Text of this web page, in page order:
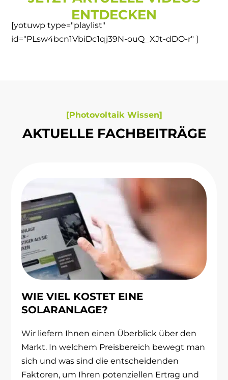
ENTDECKEN
[yotuwp type="playlist"
id="PLsw4bcn1VbiDc1qj39N-ouQ_XJt-dDO-r" ]
[Photovoltaik Wissen]
AKTUELLE FACHBEITRÄGE
WIE VIEL KOSTET EINE
SOLARANLAGE?
Wir liefern Ihnen einen Überblick über den
Markt. In welchem Preisbereich bewegt man
sich und was sind die entscheidenden
Faktoren, um Ihren potenziellen Ertrag und